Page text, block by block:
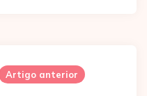
Artigo anterior